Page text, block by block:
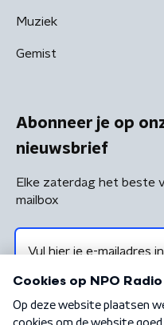
Muziek
Gemist
Abonneer je op
nieuwsbrief
Elke zaterdag het beste
mailbox